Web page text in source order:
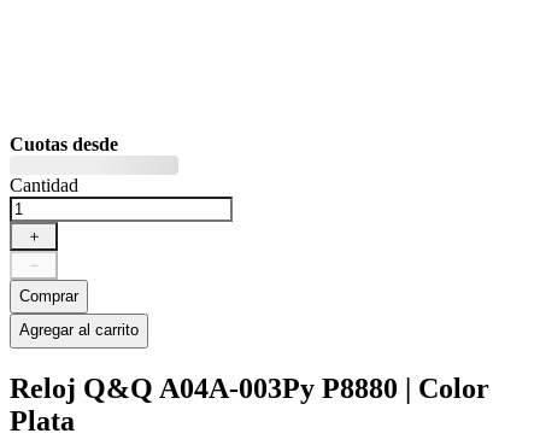
Cuotas desde
Cantidad
＋
－
Comprar
Agregar al carrito
Reloj Q&Q A04A-003Py P8880 | Color
Plata